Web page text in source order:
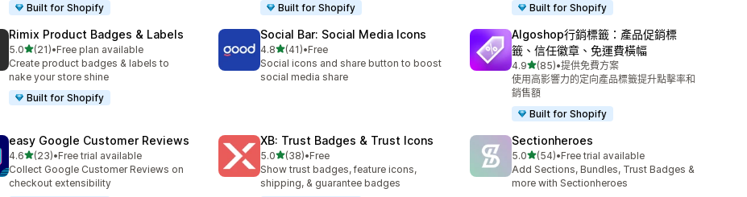
Built for Shopify
Built for Shopify
Built for Shopify
Rimix Product Badges & Labels
5.0滿分 5 顆星
(21)
共有 21 則評價
•Free plan available
Create product badges & labels to
nake your store shine
Built for Shopify
Social Bar: Social Media Icons
4.8滿分 5 顆星
(41)
共有 41 則評價
•Free
Social icons and share button to boost
social media share
Algoshop行銷標籤：產品促銷標
籤、信任徽章、免運費橫幅
4.9滿分 5 顆星
(85)
共有 85 則評價
•提供免費方案
使用高影響力的定向產品標籤提升點擊率和
銷售額
Built for Shopify
easy Google Customer Reviews
4.6滿分 5 顆星
(23)
共有 23 則評價
•Free trial available
Collect Google Customer Reviews on
checkout extensibility
XB: Trust Badges & Trust Icons
5.0滿分 5 顆星
(38)
共有 38 則評價
•Free
Show trust badges, feature icons,
shipping, & guarantee badges
Sectionheroes
5.0滿分 5 顆星
(54)
共有 54 則評價
•Free trial available
Add Sections, Bundles, Trust Badges &
more with Sectionheroes